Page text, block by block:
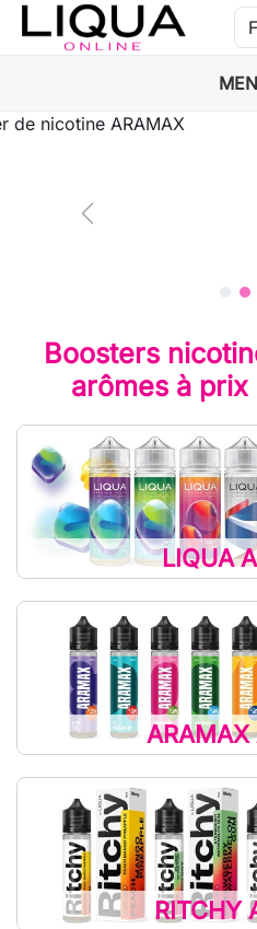
ELFLIQ
Boosters
arômes à
LIQUA
RITCHY